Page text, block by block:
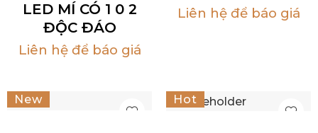
LED MÍ CÓ 1 0 2
ĐỘC ĐÁO
Liên hệ để báo giá
Liên hệ để báo giá
New
Hot